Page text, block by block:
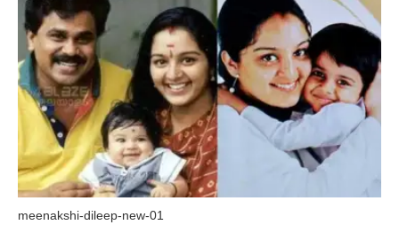
meenakshi-dileep-new-01